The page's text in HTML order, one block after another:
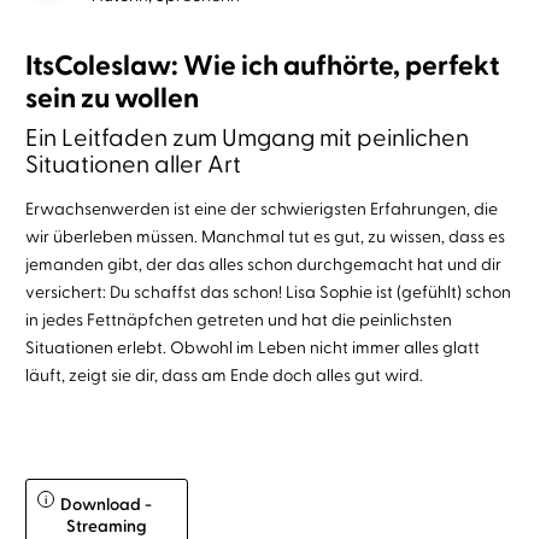
ItsColeslaw: Wie ich aufhörte, perfekt
sein zu wollen
Ein Leitfaden zum Umgang mit peinlichen
Situationen aller Art
Erwachsenwerden ist eine der schwierigsten Erfahrungen, die
wir überleben müssen. Manchmal tut es gut, zu wissen, dass es
jemanden gibt, der das alles schon durchgemacht hat und dir
versichert: Du schaffst das schon! Lisa Sophie ist (gefühlt) schon
in jedes Fettnäpfchen getreten und hat die peinlichsten
Situationen erlebt. Obwohl im Leben nicht immer alles glatt
läuft, zeigt sie dir, dass am Ende doch alles gut wird.
i
Download -
Streaming